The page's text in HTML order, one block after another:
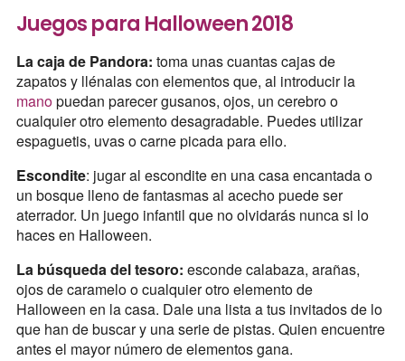
Juegos para Halloween 2018
La caja de Pandora: toma unas cuantas cajas de
zapatos y llénalas con elementos que, al introducir la
manopuedan parecer gusanos, ojos, un cerebro o
cualquier otro elemento desagradable. Puedes utilizar
espaguetis, uvas o carne picada para ello.
Escondite: jugar al escondite en una casa encantada o
un bosque lleno de fantasmas al acecho puede ser
aterrador. Un juego infantil que no olvidarás nunca si lo
haces en Halloween.
La búsqueda del tesoro: esconde calabaza, arañas,
ojos de caramelo o cualquier otro elemento de
Halloween en la casa. Dale una lista a tus invitados de lo
que han de buscar y una serie de pistas. Quien encuentre
antes el mayor número de elementos gana.